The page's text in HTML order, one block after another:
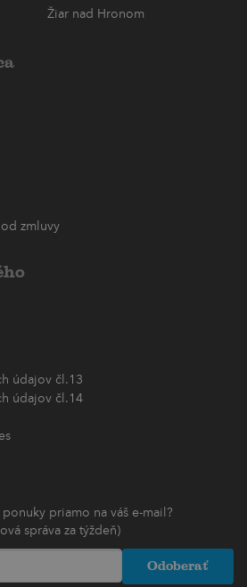
Žiar nad Hronom
zmluvy
údajov čl.13
údajov čl.14
priamo na váš e-mail?
správa za týždeň)
Odoberať